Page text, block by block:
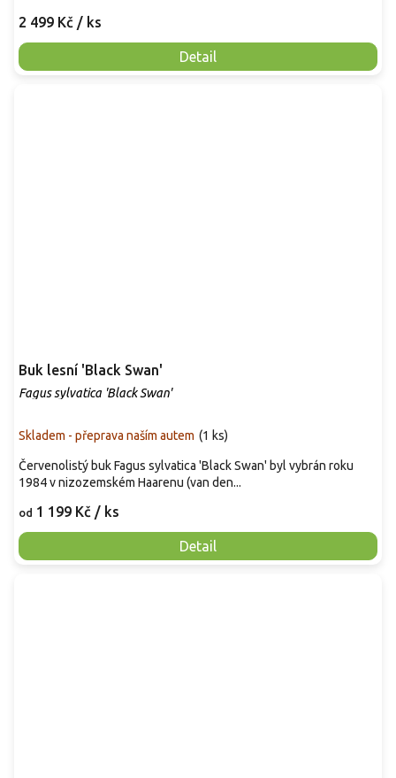
2 499 Kč / ks
Detail
Buk lesní 'Black Swan'
Fagus sylvatica 'Black Swan'
Skladem - přeprava naším autem (1 ks)
od 1 199 Kč / ks
Detail
Červenolistý buk Fagus sylvatica 'Black Swan' byl vybrán roku
1984 v nizozemském Haarenu (van den...